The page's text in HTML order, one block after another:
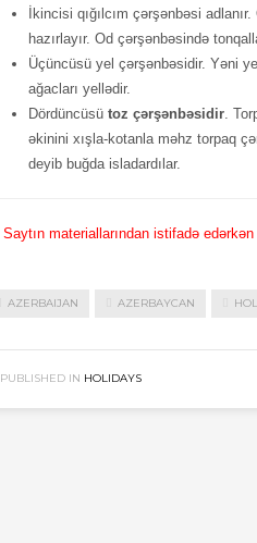
İkincisi qığılcım çərşənbəsi
hazırlayır. Od çərşənbəsində
Üçüncüsü yel çərşənbəsidir. Yəni
ağacları yellədir.
Dördüncüsü toz çərşənbəsidir.
əkinini xışla-kotanla məhz torpaq
deyib buğda isladardılar.
Saytın materiallarından istifadə
AZERBAIJAN AZERBAYCAN
PUBLISHED IN HOLIDAYS